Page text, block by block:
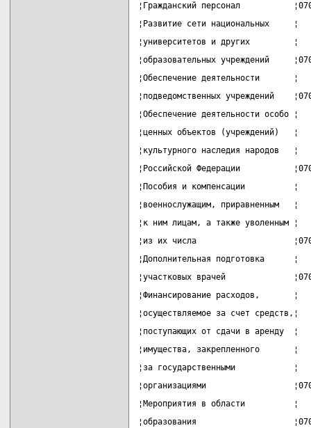
¦Гражданский персонал
¦Развитие сети
¦университетов и других
¦образовательных учреждений
¦Обеспечение деятельности
¦подведомственных учреждений
¦Обеспечение деятельности
¦ценных объектов
¦культурного наследия
¦Российской Федерации
¦Пособия и компенсации
¦военнослужащим,
¦к ним лицам, а также
¦из их числа
¦Дополнительная
¦участковых врачей
¦Финансирование расходов,
¦осуществляемое за счет
¦поступающих от сдачи в
¦имущества, закрепленного
¦за государственными
¦организациями
¦Мероприятия в области
¦образования